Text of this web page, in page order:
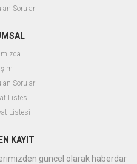
Sorular
Sorular
Listesi
Listesi
KAYIT
güncel olarak haberdar